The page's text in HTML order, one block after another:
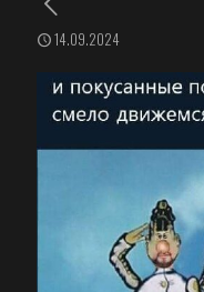
14.09.2024